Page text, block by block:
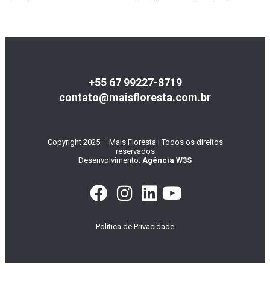
+55 67 99227-8719
contato@maisfloresta.com.br
Copyright 2025 – Mais Floresta | Todos os direitos
reservados
Desenvolvimento: Agência W3S
Política de Privacidade